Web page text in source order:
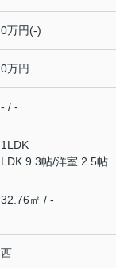
0万円(-)
0万円
- / -
1LDK
LDK 9.3帖/洋室 2.5帖
32.76㎡ / -
西